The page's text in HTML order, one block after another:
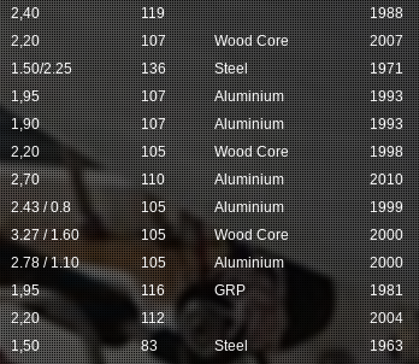
2,40 119 1988
2,20 107 Wood Core 2007
1.50/2.25 136 Steel
1971
1,95 107 Aluminium
1993
1,90 107 Aluminium 1993
2,20 105 Wood Core
1998
2,70 110 Aluminium 2010
2.43 / 0.8 105 Aluminium
1999
3.27 / 1.60 105 Wood Core
2000
2.78 / 1.10 105 Aluminium
2000
1,95 116 GRP 1981
2,20 112 2004
1,50 83 Steel
1963